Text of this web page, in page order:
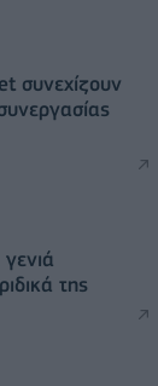
συνεχίζουν
της